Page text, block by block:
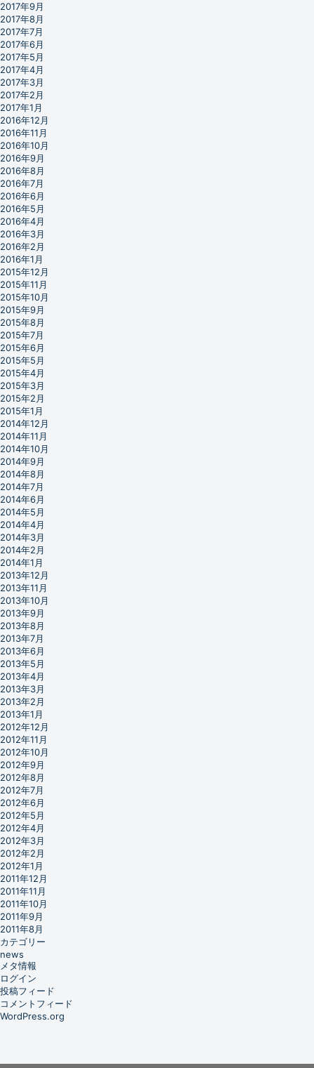
2017年9月
2017年8月
2017年7月
2017年6月
2017年5月
2017年4月
2017年3月
2017年2月
2017年1月
2016年12月
2016年11月
2016年10月
2016年9月
2016年8月
2016年7月
2016年6月
2016年5月
2016年4月
2016年3月
2016年2月
2016年1月
2015年12月
2015年11月
2015年10月
2015年9月
2015年8月
2015年7月
2015年6月
2015年5月
2015年4月
2015年3月
2015年2月
2015年1月
2014年12月
2014年11月
2014年10月
2014年9月
2014年8月
2014年7月
2014年6月
2014年5月
2014年4月
2014年3月
2014年2月
2014年1月
2013年12月
2013年11月
2013年10月
2013年9月
2013年8月
2013年7月
2013年6月
2013年5月
2013年4月
2013年3月
2013年2月
2013年1月
2012年12月
2012年11月
2012年10月
2012年9月
2012年8月
2012年7月
2012年6月
2012年5月
2012年4月
2012年3月
2012年2月
2012年1月
2011年12月
2011年11月
2011年10月
2011年9月
2011年8月
カテゴリー
news
メタ情報
ログイン
投稿フィード
コメントフィード
WordPress.org